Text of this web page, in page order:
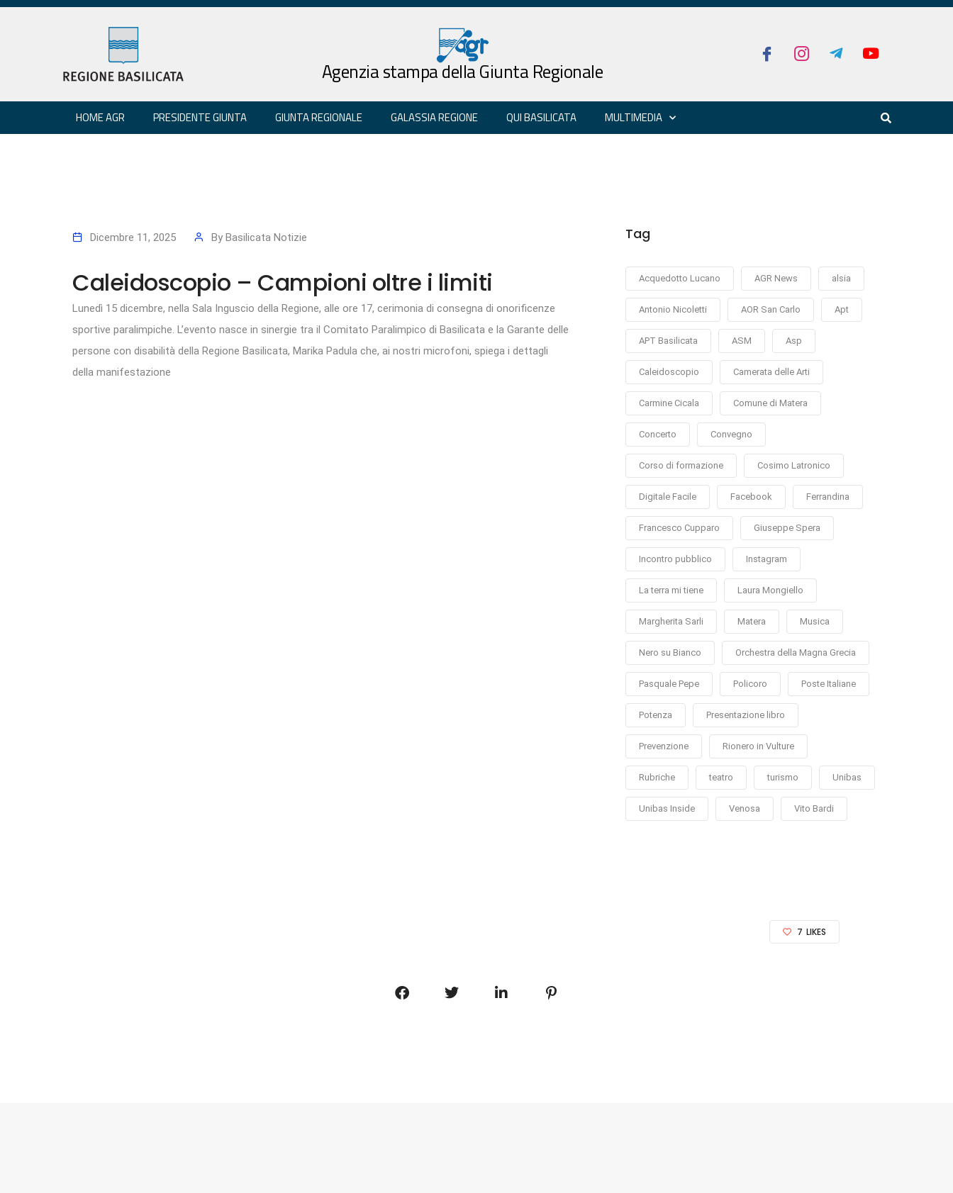
Agenzia stampa della Giunta Regionale
HOME AGR PRESIDENTE GIUNTA GIUNTA REGIONALE GALASSIA REGIONE QUI BASILICATA MULTIMEDIA
Dicembre 11, 2025 By Basilicata Notizie
Caleidoscopio – Campioni oltre i limiti
Lunedì 15 dicembre, nella Sala Inguscio della Regione, alle ore 17, cerimonia di consegna di onorificenze
sportive paralimpiche. L’evento nasce in sinergie tra il Comitato Paralimpico di Basilicata e la Garante delle
persone con disabilità della Regione Basilicata, Marika Padula che, ai nostri microfoni, spiega i dettagli
della manifestazione
Tag
Acquedotto Lucano AGR News alsia
Antonio Nicoletti AOR San Carlo Apt
APT Basilicata ASM Asp
Caleidoscopio Camerata delle Arti
Carmine Cicala Comune di Matera
Concerto Convegno
Corso di formazione Cosimo Latronico
Digitale Facile Facebook Ferrandina
Francesco Cupparo Giuseppe Spera
Incontro pubblico Instagram
La terra mi tiene Laura Mongiello
Margherita Sarli Matera Musica
Nero su Bianco Orchestra della Magna Grecia
Pasquale Pepe Policoro Poste Italiane
Potenza Presentazione libro
Prevenzione Rionero in Vulture
Rubriche teatro turismo Unibas
Unibas Inside Venosa Vito Bardi
7 LIKES